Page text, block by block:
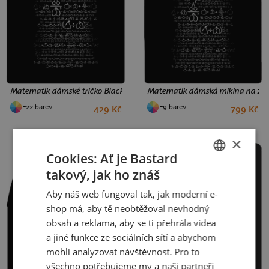
XS S XXL
Matematik dámské tričko Black
+22 barev 429 Kč
Matematik dámská mikina na zip
+9 barev 799 Kč
SLOVAK
×
Cookies: Ať je Bastard
takový, jak ho znáš
Aby náš web fungoval tak, jak moderní e-
shop má, aby tě neobtěžoval nevhodný
obsah a reklama, aby se ti přehrála videa
a jiné funkce ze sociálních sítí a abychom
mohli analyzovat návštěvnost. Pro to
všechno potřebujeme my a naši partneři